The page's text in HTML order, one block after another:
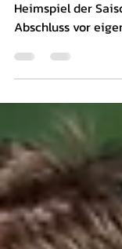
Während die
Abschluss vor
geht es für die
die positive
Wochen weiter zu
dritte Mannschaft
Augen: Mit einem
könnte der
gesichert
ein spannendes
unterschiedlichen